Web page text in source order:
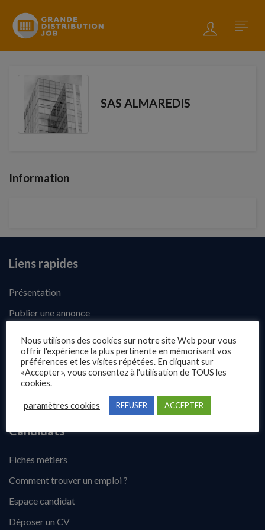
SAS ALMAREDIS
Information
Liens rapides
Présentation
Publier une annonce
Questions fréquentes
Blog
Candidats
Fiches métiers
Comment trouver un emploi ?
Espace candidat
Déposer un CV
Nous utilisons des cookies sur notre site Web pour vous
offrir l'expérience la plus pertinente en mémorisant vos
préférences et les visites répétées. En cliquant sur
«Accepter», vous consentez à l'utilisation de TOUS les
cookies.
paramètres cookies REFUSER ACCEPTER